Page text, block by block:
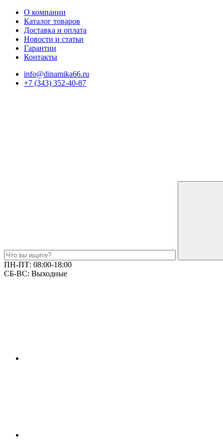
О компании
Каталог товаров
Доставка и оплата
Новости и статьи
Гарантии
Контакты
info@dinamika66.ru
+7 (343) 352-40-87
ПН-ПТ: 08:00-18:00
СБ-ВС: Выходные